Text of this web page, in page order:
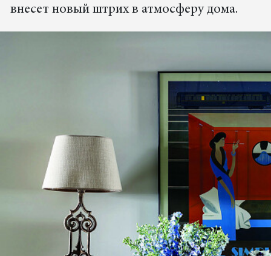
внесет новый штрих в атмосферу дома.